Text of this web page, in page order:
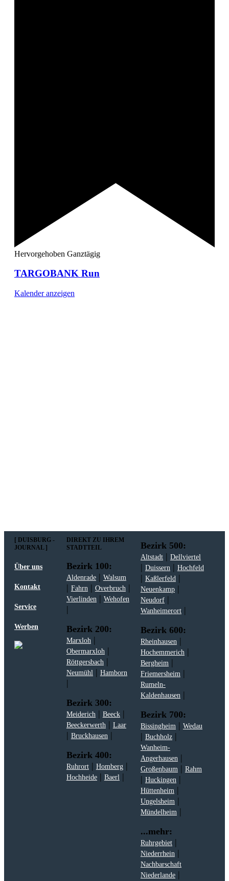
Hervorgehoben Ganztägig
TARGOBANK Run
Kalender anzeigen
[ DUISBURG -
JOURNAL ]
Über uns
Kontakt
Service
Werben
DIREKT ZU IHREM
STADTTEIL
Bezirk 100:
Aldenrade| Walsum
| Fahrn | Overbruch |
Vierlinden | Wehofen
|
Bezirk 200:
Marxloh |
Obermarxloh |
Röttgersbach |
Neumühl | Hamborn
|
Bezirk 300:
Meiderich | Beeck|
Beeckerwerth | Laar
| Bruckhausen |
Bezirk 400:
Ruhrort| Homberg|
Hochheide| Baerl |
Bezirk 500:
Altstadt| Dellviertel
| Duissern | Hochfeld
| Kaßlerfeld |
Neuenkamp|
Neudorf|
Wanheimerort|
Bezirk 600:
Rheinhausen |
Hochemmerich |
Bergheim |
Friemersheim |
Rumeln-
Kaldenhausen |
Bezirk 700:
Bissingheim | Wedau
| Buchholz|
Wanheim-
Angerhausen |
Großenbaum | Rahm
| Huckingen |
Hüttenheim |
Ungelsheim |
Mündelheim |
...mehr:
Ruhrgebiet|
Niederrhein |
Nachbarschaft
Niederlande|